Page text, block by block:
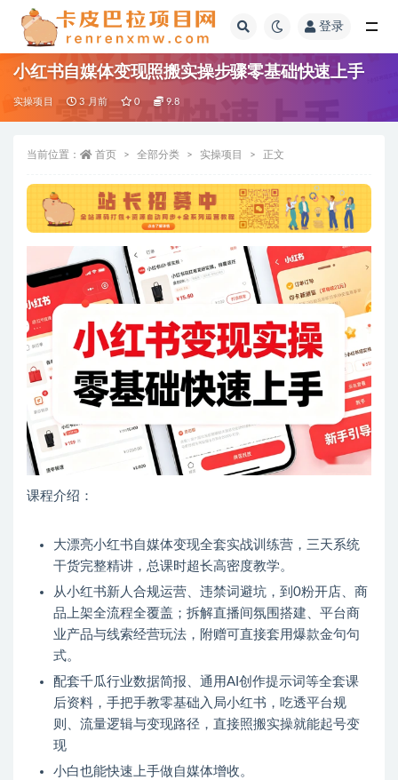
登录
小红书自媒体变现照搬实操步骤零基础快速上手
实操项目 3 月前 0 9.8
当前位置： 首页 全部分类 实操项目 正文
课程介绍：
大漂亮小红书自媒体变现全套实战训练营，三天系统
干货完整精讲，总课时超长高密度教学。
从小红书新人合规运营、违禁词避坑，到0粉开店、商
品上架全流程全覆盖；拆解直播间氛围搭建、平台商
业产品与线索经营玩法，附赠可直接套用爆款金句句
式。
配套千瓜行业数据简报、通用AI创作提示词等全套课
后资料，手把手教零基础入局小红书，吃透平台规
则、流量逻辑与变现路径，直接照搬实操就能起号变
现
小白也能快速上手做自媒体增收。
全部